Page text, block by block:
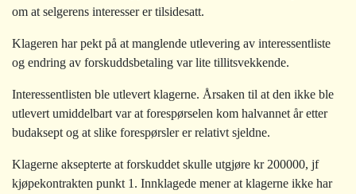
om at selgerens interesser er tilsidesatt.
Klageren har pekt på at manglende utlevering av interessentliste
og endring av forskuddsbetaling var lite tillitsvekkende.
Interessentlisten ble utlevert klagerne. Årsaken til at den ikke ble
utlevert umiddelbart var at forespørselen kom halvannet år etter
budaksept og at slike forespørsler er relativt sjeldne.
Klagerne aksepterte at forskuddet skulle utgjøre kr 200000, jf
kjøpekontrakten punkt 1. Innklagede mener at klagerne ikke har